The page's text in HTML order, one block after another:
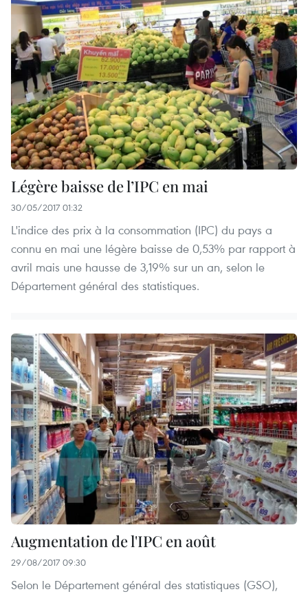
Légère baisse de l’IPC en mai
30/05/2017 01:32
L'indice des prix à la consommation (IPC) ​du pays a
connu en mai une légère baisse​ de 0,53% par rapport à
avril mais une hausse de 3,19% sur un an, selon le
Département général des statistiques.
Augmentation de l'IPC en août
29/08/2017 09:30
Selon le Département général des statistiques (GSO),